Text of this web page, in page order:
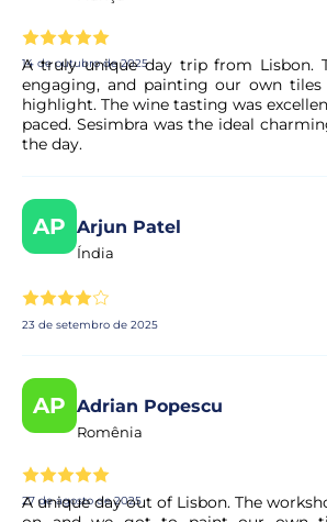
14 de outubro de 2025
A truly unique day trip from Lisbon.
engaging, and painting our own
highlight. The wine tasting was
paced. Sesimbra was the ideal
the day.
AP Arjun Patel
Índia
23 de setembro de 2025
AP Adrian Popescu
Romênia
27 de agosto de 2025
A unique day out of Lisbon. The